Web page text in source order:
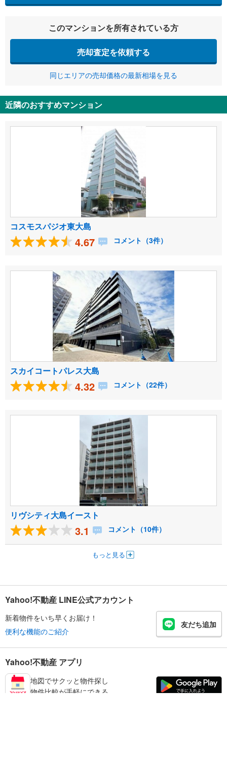
このマンションを所有されている方
売却査定を依頼する
同じエリアの売却価格の最新相場を見る
近隣のおすすめマンション
コスモスパジオ東大島
4.67 コメント（3件）
スカイコートパレス大島
4.32 コメント（22件）
リヴシティ大島イースト
3.1 コメント（10件）
もっと見る
Yahoo!不動産 LINE公式アカウント
新着物件をいち早くお届け！
便利な機能のご紹介
友だち追加
Yahoo!不動産 アプリ
地図でサクッと物件探し
物件比較が手軽にできる